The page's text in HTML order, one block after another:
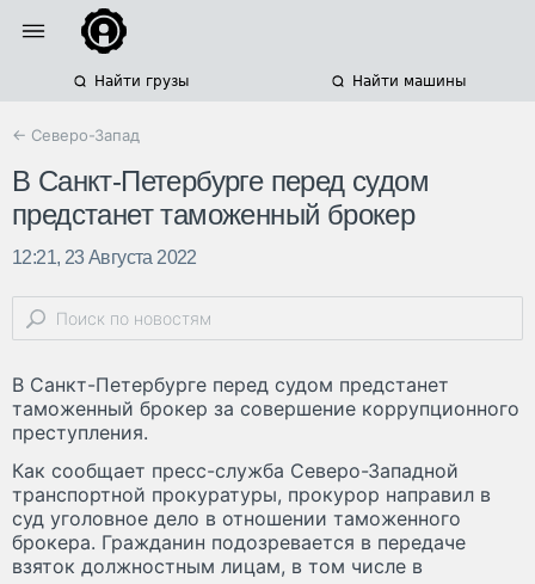
Найти грузы Найти машины
← Северо-Запад
В Санкт-Петербурге перед судом
предстанет таможенный брокер
12:21, 23 Августа 2022
В Санкт-Петербурге перед судом предстанет
таможенный брокер за совершение коррупционного
преступления.
Как сообщает пресс-служба Северо-Западной
транспортной прокуратуры, прокурор направил в
суд уголовное дело в отношении таможенного
брокера. Гражданин подозревается в передаче
взяток должностным лицам, в том числе в